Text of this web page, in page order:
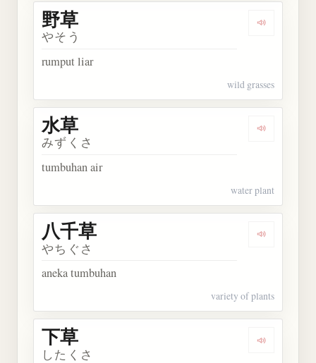
Dengarkan
野草
やそう
rumput liar
wild grasses
Dengarkan
水草
みずくさ
tumbuhan air
water plant
Dengarkan
八千草
やちぐさ
aneka tumbuhan
variety of plants
Dengarkan
下草
したくさ